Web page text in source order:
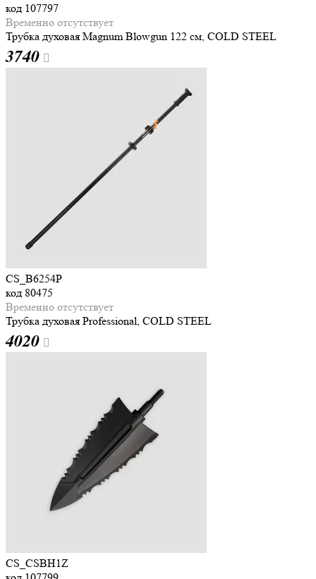
код 107797
Временно отсутствует
Трубка духовая Magnum Blowgun 122 см, COLD STEEL
3740
CS_B6254P
код 80475
Временно отсутствует
Трубка духовая Professional, COLD STEEL
4020
CS_CSBH1Z